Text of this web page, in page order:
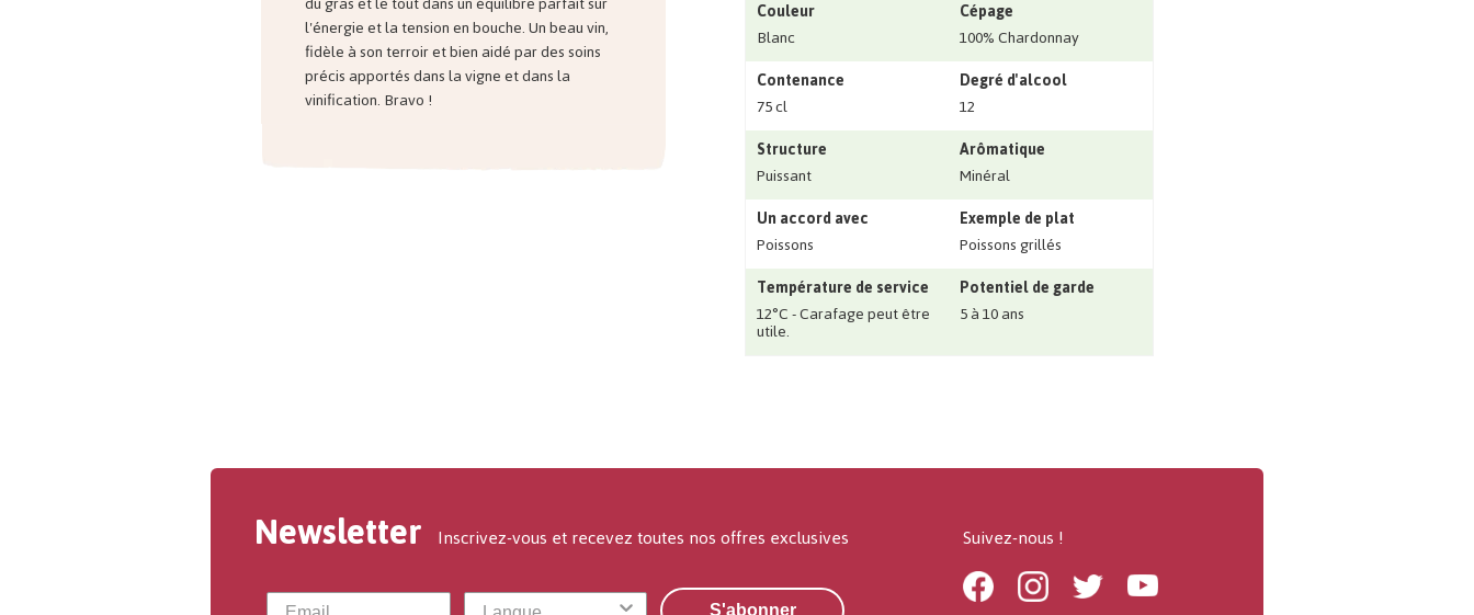
l'énergie et la tension en bouche. Un beau vin,
fidèle à son terroir et bien aidé par des soins
précis apportés dans la vigne et dans la
vinification. Bravo !
Couleur
Blanc
Cépage
100% Chardonnay
Contenance
75 cl
Degré d'alcool
12
Structure
Puissant
Arômatique
Minéral
Un accord avec
Poissons
Exemple de plat
Poissons grillés
Température de service
12°C - Carafage peut être
utile.
Potentiel de garde
5 à 10 ans
Newsletter Inscrivez-vous et recevez toutes nos offres exclusives
S'abonner
Suivez-nous !
FacebookInstagramTwitter Youtube